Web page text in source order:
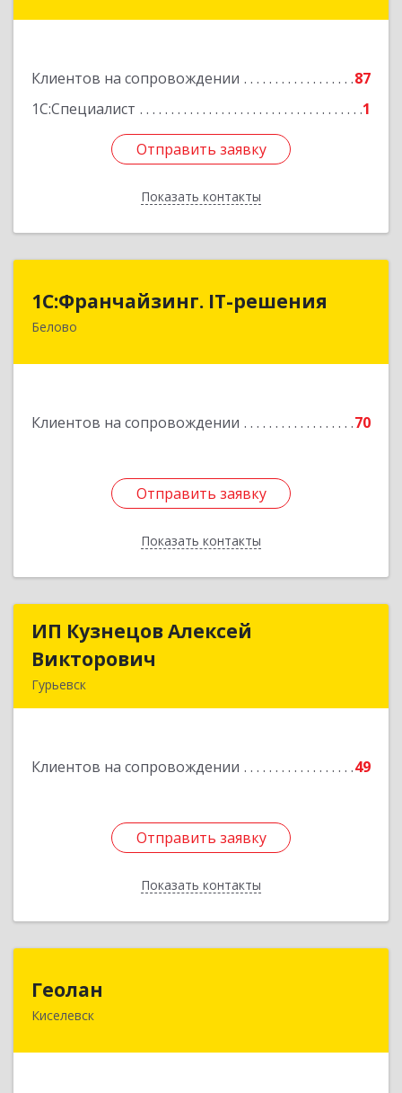
Клиентов на сопровождении
87
1С:Специалист
1
Отправить заявку
Показать контакты
Отправить заявку
Назад
1С:Франчайзинг. IT-решения
Белово
Клиентов на сопровождении 70
Отправить заявку
Показать контакты
1С:Франчайзинг. IT-решения
Отправить заявку
Назад
ИП Кузнецов Алексей
Викторович
Гурьевск
Клиентов на сопровождении 49
Отправить заявку
Показать контакты
ИП Кузнецов Алексей
Подробнее
Отправить заявку
Назад
Геолан
Киселевск